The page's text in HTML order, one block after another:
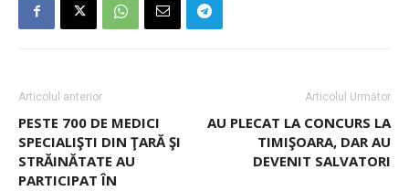
Articolul anterior
PESTE 700 DE MEDICI
SPECIALIŞTI DIN ŢARĂ ŞI
STRĂINĂTATE AU
PARTICIPAT ÎN
Articolul Următor
AU PLECAT LA CONCURS LA
TIMIŞOARA, DAR AU
DEVENIT SALVATORI